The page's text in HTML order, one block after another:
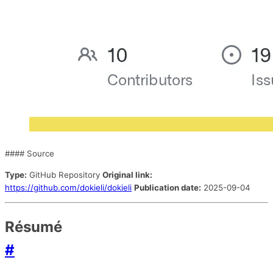
#### Source
Type: GitHub Repository Original link:
https://github.com/dokieli/dokieli Publication date: 2025-09-04
Résumé
#